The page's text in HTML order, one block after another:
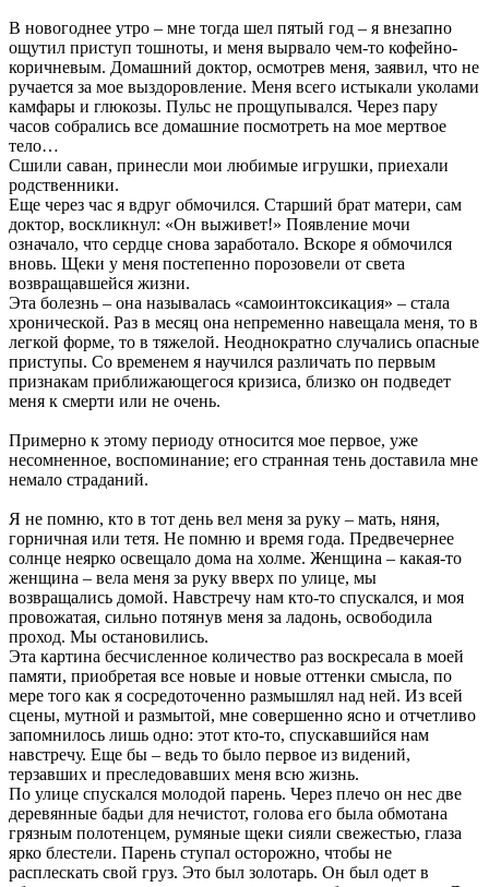
В новогоднее утро – мне тогда шел пятый год – я внезапно
ощутил приступ тошноты, и меня вырвало чем-то кофейно-
коричневым. Домашний доктор, осмотрев меня, заявил, что не
ручается за мое выздоровление. Меня всего истыкали уколами
камфары и глюкозы. Пульс не прощупывался. Через пару
часов собрались все домашние посмотреть на мое мертвое
тело…
Сшили саван, принесли мои любимые игрушки, приехали
родственники.
Еще через час я вдруг обмочился. Старший брат матери, сам
доктор, воскликнул: «Он выживет!» Появление мочи
означало, что сердце снова заработало. Вскоре я обмочился
вновь. Щеки у меня постепенно порозовели от света
возвращавшейся жизни.
Эта болезнь – она называлась «самоинтоксикация» – стала
хронической. Раз в месяц она непременно навещала меня, то в
легкой форме, то в тяжелой. Неоднократно случались опасные
приступы. Со временем я научился различать по первым
признакам приближающегося кризиса, близко он подведет
меня к смерти или не очень.
Примерно к этому периоду относится мое первое, уже
несомненное, воспоминание; его странная тень доставила мне
немало страданий.
Я не помню, кто в тот день вел меня за руку – мать, няня,
горничная или тетя. Не помню и время года. Предвечернее
солнце неярко освещало дома на холме. Женщина – какая-то
женщина – вела меня за руку вверх по улице, мы
возвращались домой. Навстречу нам кто-то спускался, и моя
провожатая, сильно потянув меня за ладонь, освободила
проход. Мы остановились.
Эта картина бесчисленное количество раз воскресала в моей
памяти, приобретая все новые и новые оттенки смысла, по
мере того как я сосредоточенно размышлял над ней. Из всей
сцены, мутной и размытой, мне совершенно ясно и отчетливо
запомнилось лишь одно: этот кто-то, спускавшийся нам
навстречу. Еще бы – ведь то было первое из видений,
терзавших и преследовавших меня всю жизнь.
По улице спускался молодой парень. Через плечо он нес две
деревянные бадьи для нечистот, голова его была обмотана
грязным полотенцем, румяные щеки сияли свежестью, глаза
ярко блестели. Парень ступал осторожно, чтобы не
расплескать свой груз. Это был золотарь. Он был одет в